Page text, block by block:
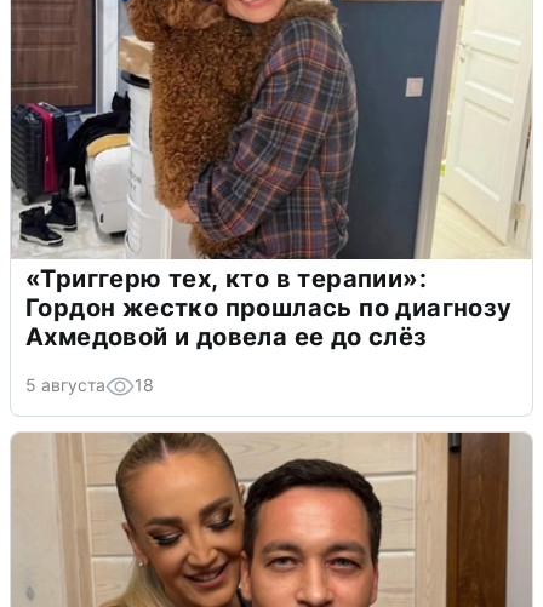
«Триггерю тех, кто в терапии»:
Гордон жестко прошлась по диагнозу
Ахмедовой и довела ее до слёз
5 августа 18